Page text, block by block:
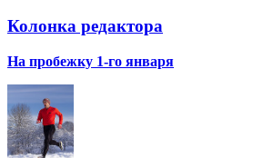
Колонка редактора
На пробежку 1-го января